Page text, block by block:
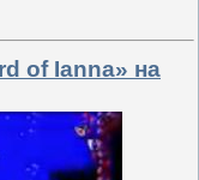
of Ianna» на